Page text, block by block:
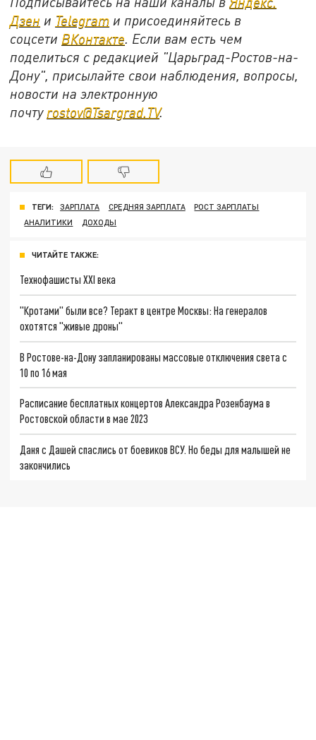
Дзен и Telegram и присоединяйтесь в
соцсети ВКонтакте. Если вам есть чем
поделиться с редакцией "Царьград-Ростов-на-
Дону", присылайте свои наблюдения, вопросы,
новости на электронную
почту rostov@Tsargrad.ТV.
ТЕГИ: ЗАРПЛАТА СРЕДНЯЯ ЗАРПЛАТА
РОСТ ЗАРПЛАТЫ
АНАЛИТИКИ
ДОХОДЫ
ЧИТАЙТЕ ТАКЖЕ:
Технофашисты XXI века
"Кротами" были все? Теракт в центре Москвы: На генералов
охотятся "живые дроны"
В Ростове-на-Дону запланированы массовые отключения света с
10 по 16 мая
Расписание бесплатных концертов Александра Розенбаума в
Ростовской области в мае 2023
Даня с Дашей спаслись от боевиков ВСУ. Но беды для малышей не
закончились